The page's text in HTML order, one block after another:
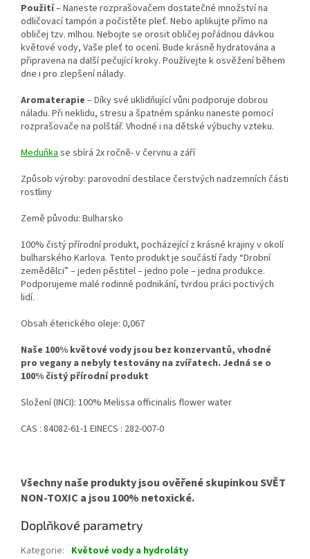
Použití– Naneste rozprašovačem dostatečné množství na
odličovací tampón a počistěte pleť. Nebo aplikujte přímo na
obličej tzv. mlhou. Nebojte se orosit obličej pořádnou dávkou
květové vody, Vaše pleť to ocení. Bude krásně hydratována a
připravena na další pečující kroky. Používejte k osvěžení během
dne i pro zlepšení nálady.
Aromaterapie – Díky své uklidňující vůni podporuje dobrou
náladu. Při neklidu, stresu a špatném spánku naneste pomocí
rozprašovače na polštář. Vhodné i na dětské výbuchy vzteku.
Meduňka se sbírá 2x ročně- v červnu a září
Způsob výroby: parovodní destilace čerstvých nadzemních části
rostliny
Země původu: Bulharsko
100% čistý přírodní produkt, pocházející z krásné krajiny v okolí
bulharského Karlova. Tento produkt je součástí řady “Drobní
zemědělci” – jeden pěstitel – jedno pole – jedna produkce.
Podporujeme malé rodinné podnikání, tvrdou práci poctivých
lidí.
Obsah éterického oleje: 0,067
Naše 100% květové vody jsou bez konzervantů, vhodné
pro vegany a nebyly testovány na zvířatech. Jedná se o
100% čistý přírodní produkt
Složení (INCI): 100% Melissa officinalis flower water
CAS : 84082-61-1 EINECS : 282-007-0
Všechny naše produkty jsou ověřené skupinkou SVĚT
NON-TOXIC a jsou 100% netoxické.
Doplňkové parametry
Kategorie: Květové vody a hydroláty